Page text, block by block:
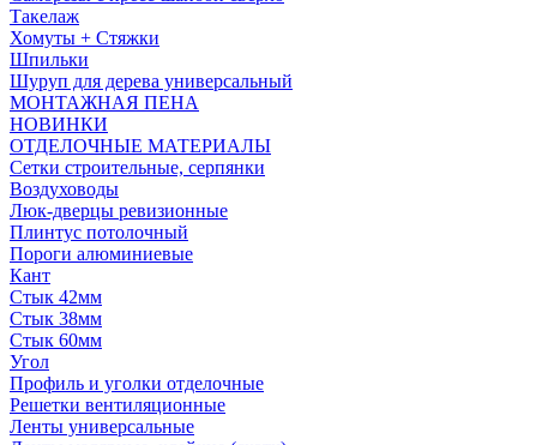
Такелаж
Хомуты + Стяжки
Шпильки
Шуруп для дерева универсальный
МОНТАЖНАЯ ПЕНА
НОВИНКИ
ОТДЕЛОЧНЫЕ МАТЕРИАЛЫ
Сетки строительные, серпянки
Воздуховоды
Люк-дверцы ревизионные
Плинтус потолочный
Пороги алюминиевые
Кант
Стык 42мм
Стык 38мм
Стык 60мм
Угол
Профиль и уголки отделочные
Решетки вентиляционные
Ленты универсальные